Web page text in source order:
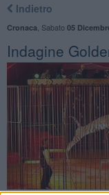
Indietro
Cronaca Sabato 05
Indagine